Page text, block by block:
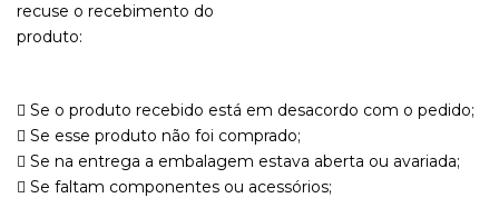
recuse o recebimento do
produto:
 Se o produto recebido está em desacordo com o pedido;
 Se esse produto não foi comprado;
 Se na entrega a embalagem estava aberta ou avariada;
 Se faltam componentes ou acessórios;